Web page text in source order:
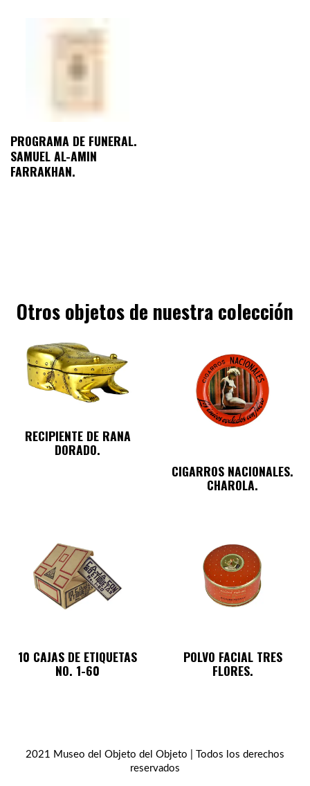
PROGRAMA DE FUNERAL.
SAMUEL AL-AMIN
FARRAKHAN.
Otros objetos de nuestra colección
RECIPIENTE DE RANA
DORADO.
CIGARROS NACIONALES.
CHAROLA.
10 CAJAS DE ETIQUETAS
NO. 1-60
POLVO FACIAL TRES
FLORES.
2021 Museo del Objeto del Objeto | Todos los derechos
reservados